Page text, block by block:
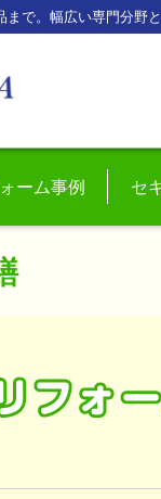
で。幅広い専門分野
ーム事例
セ